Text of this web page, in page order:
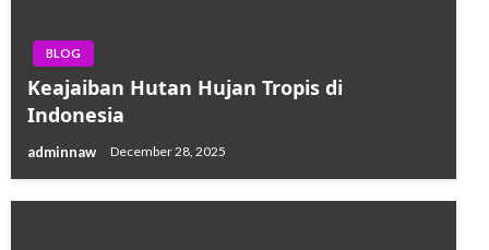
BLOG
Keajaiban Hutan Hujan Tropis di
Indonesia
adminnaw December 28, 2025